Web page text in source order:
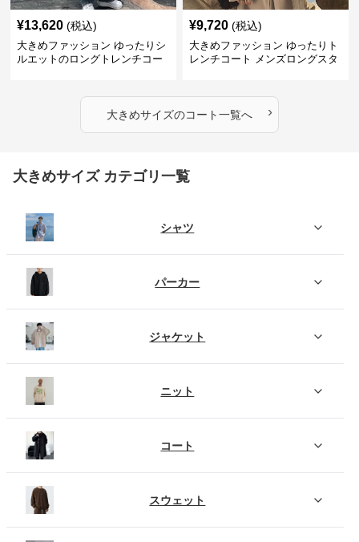
¥13,620 (税込)
大きめファッション ゆったりシ
ルエットのロングトレンチコー
¥9,720 (税込)
大きめファッション ゆったりト
レンチコート メンズロングスタ
大きめサイズのコート一覧へ ›
大きめサイズ カテゴリ一覧
シャツ
パーカー
ジャケット
ニット
コート
スウェット